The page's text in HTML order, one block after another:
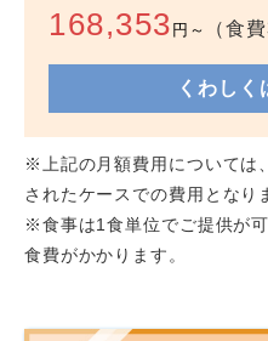
168,353 円～ （食
くわしく
※上記の月額費用については
されたケースでの費用となり
※食事は1食単位でご提供が
食費がかかります。